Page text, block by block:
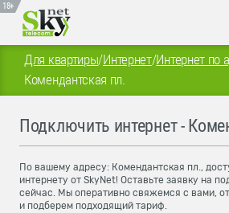
18+
Для квартиры/Интернет/Интернет по
Комендантская пл.
Подключить интернет -
По вашему адресу: Комендантская пл.,
интернету от SkyNet! Оставьте заявку на
сейчас. Мы оперативно свяжемся с вами,
и подберем подходящий тариф.